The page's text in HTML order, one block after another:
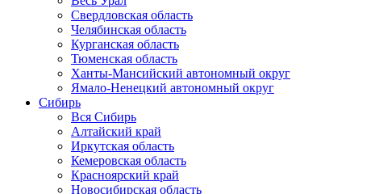
Свердловская область
Челябинская область
Курганская область
Тюменская область
Ханты-Мансийский автономный округ
Ямало-Ненецкий автономный округ
Сибирь
Вся Сибирь
Алтайский край
Иркутская область
Кемеровская область
Красноярский край
Новосибирская область